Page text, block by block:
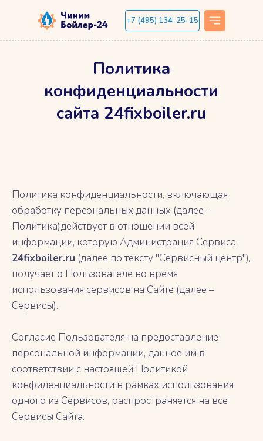
+7 (495) 134-25-15
Политика
конфиденциальности
сайта 24fixboiler.ru
Политика конфиденциальности, включающая
обработку персональных данных (далее –
Политика)действует в отношении всей
информации, которую Администрация Сервиса
24fixboiler.ru (далее по тексту "Сервисный центр"),
получает о Пользователе во время
использования сервисов на Сайте (далее –
Сервисы).
Согласие Пользователя на предоставление
персональной информации, данное им в
соответствии с настоящей Политикой
конфиденциальности в рамках использования
одного из Сервисов, распространяется на все
Сервисы Сайта.